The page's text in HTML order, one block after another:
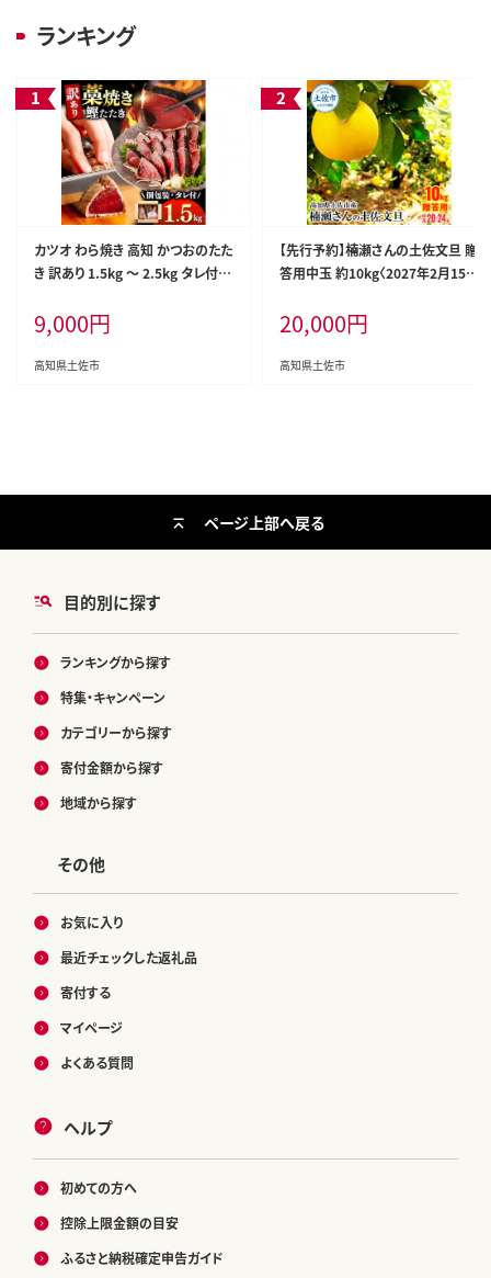
ランキング
カツオ わら焼き 高知 かつおのたた
き 訳あり 1.5kg ～ 2.5kg タレ付き
き 藁焼き 訳アリ 鰹タタキ 鰹たたき
不揃い 規格外 鰹 刺身 刺し身 さし
み 海鮮 わら焼き 冷凍 小分け 高知
9,000円
高知県土佐市
【先行予約】楠瀬さんの土佐文旦 贈
答用中玉 約10kg〈2027年2月15日
高知 土佐 文旦 ぶんたん ブンタン
柑橘 みかん 果物 10キロ 2Lサイズ
20～25玉 フルーツ 旬【まる庄果樹
20,000円
高知県土佐市
目的別に探す
ランキングから探す
特集・キャンペーン
カテゴリーから探す
寄付金額から探す
地域から探す
その他
お気に入り
最近チェックした返礼品
寄付する
マイページ
よくある質問
ヘルプ
初めての方へ
控除上限金額の目安
ふるさと納税確定申告ガイド
ページ上部へ戻る